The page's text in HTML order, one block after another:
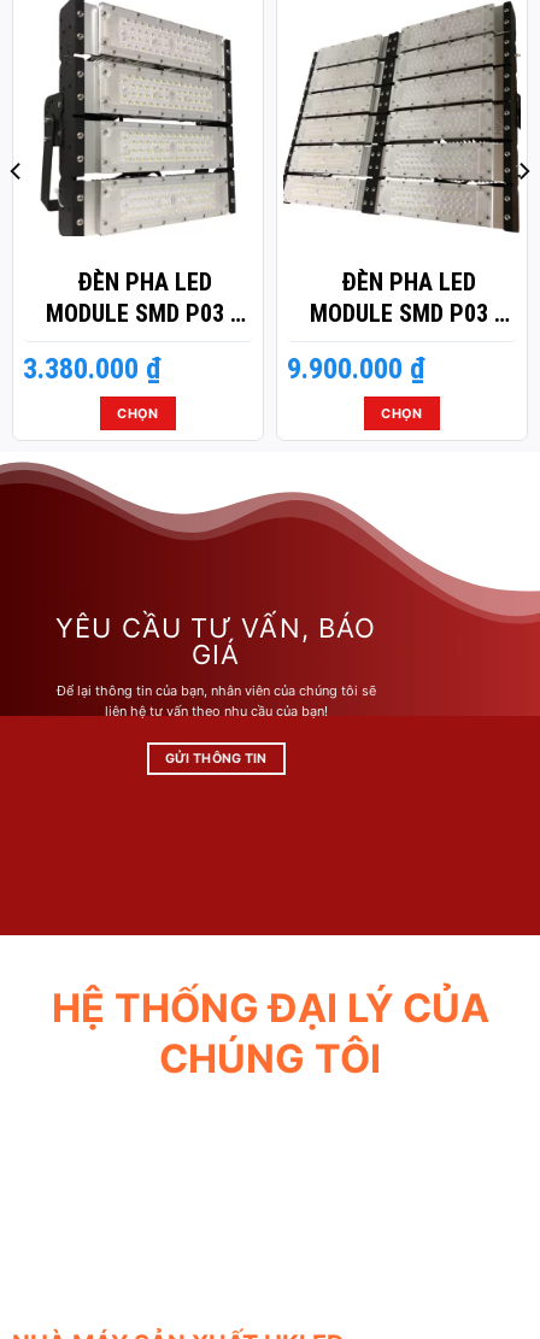
ĐÈN PHA LED
MODULE SMD P03 –
CÔNG SUẤT 200W
3.380.000 ₫
CHỌN
Sản
có
nhiều
Các
có
thể
được
chọn
ĐÈN PHA LED
MODULE SMD P03 –
CÔNG SUẤT 600W
9.900.000 ₫
CHỌN
Sản
nhiều
biến
thể.
YÊU CẦU TƯ VẤN, BÁO
GIÁ
Để lại thông tin của bạn, nhân viên của chúng tôi sẽ
liên hệ tư vấn theo nhu cầu của bạn!
GỬI THÔNG TIN
HỆ THỐNG ĐẠI LÝ CỦA
CHÚNG TÔI